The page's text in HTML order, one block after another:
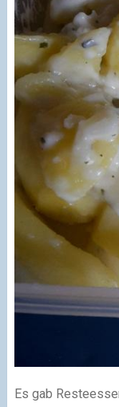
Es gab